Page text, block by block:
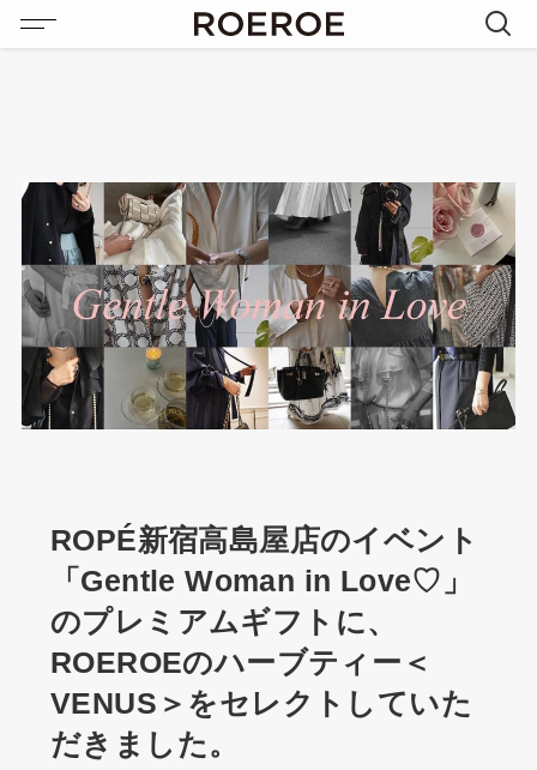
ROPÉ新宿高島屋店のイベント
「Gentle Woman in Love♡」
のプレミアムギフトに、
ROEROEのハーブティー＜
VENUS＞をセレクトしていた
だきました。